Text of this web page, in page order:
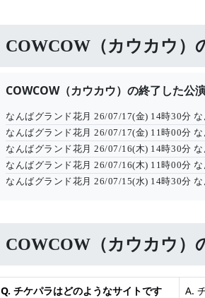
COWCOW（カウカウ）
COWCOW（カウカウ）の終了した公
なんばグランド花月 26/07/17(金) 14時30分
なんばグランド花月 26/07/17(金) 11時00分
なんばグランド花月 26/07/16(木) 14時30分
なんばグランド花月 26/07/16(木) 11時00分
なんばグランド花月 26/07/15(水) 14時30分
COWCOW（カウカウ）
Q. チケパラはどのようなサイトです
A.